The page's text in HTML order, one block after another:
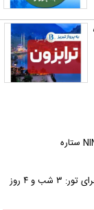
تور دبی مبدا: تهران | مقصد: دبی ( امارات ) مدت و زمان اجرای تور: ۳ شب و ۴ روز